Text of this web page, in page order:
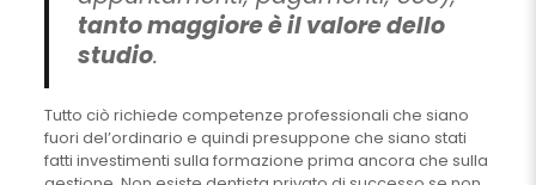
tanto maggiore è il valore dello
studio.
Tutto ciò richiede competenze professionali che siano
fuori del’ordinario e quindi presuppone che siano stati
fatti investimenti sulla formazione prima ancora che sulla